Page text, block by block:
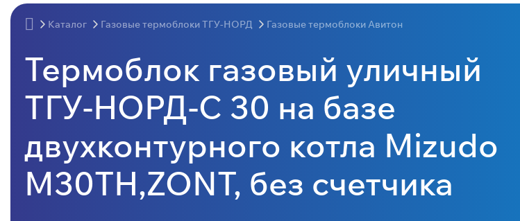
Каталог Газовые термоблоки ТГУ-НОРД Газовые термоблоки Авитон
Термоблок газовый уличный
ТГУ-НОРД-С 30 на базе
двухконтурного котла Mizudo
M30TH,ZONT, без счетчика